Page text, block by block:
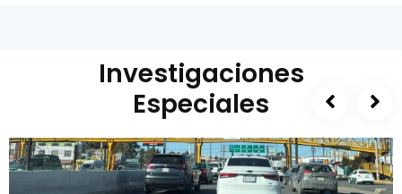
Investigaciones
Especiales